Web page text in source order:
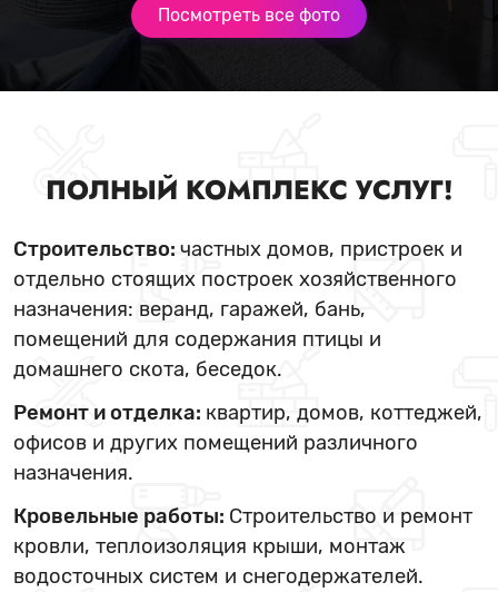
Посмотреть все фото
ПОЛНЫЙ КОМПЛЕКС УСЛУГ!
Строительство: частных домов, пристроек и
отдельно стоящих построек хозяйственного
назначения: веранд, гаражей, бань,
помещений для содержания птицы и
домашнего скота, беседок.
Ремонт и отделка: квартир, домов, коттеджей,
офисов и других помещений различного
назначения.
Кровельные работы: Строительство и ремонт
кровли, теплоизоляция крыши, монтаж
водосточных систем и снегодержателей.